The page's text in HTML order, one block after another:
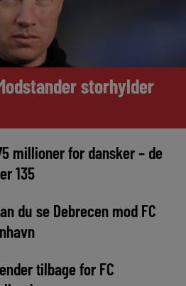
storhylder
millioner for dansker – de
135
du se Debrecen mod FC
tilbage for FC